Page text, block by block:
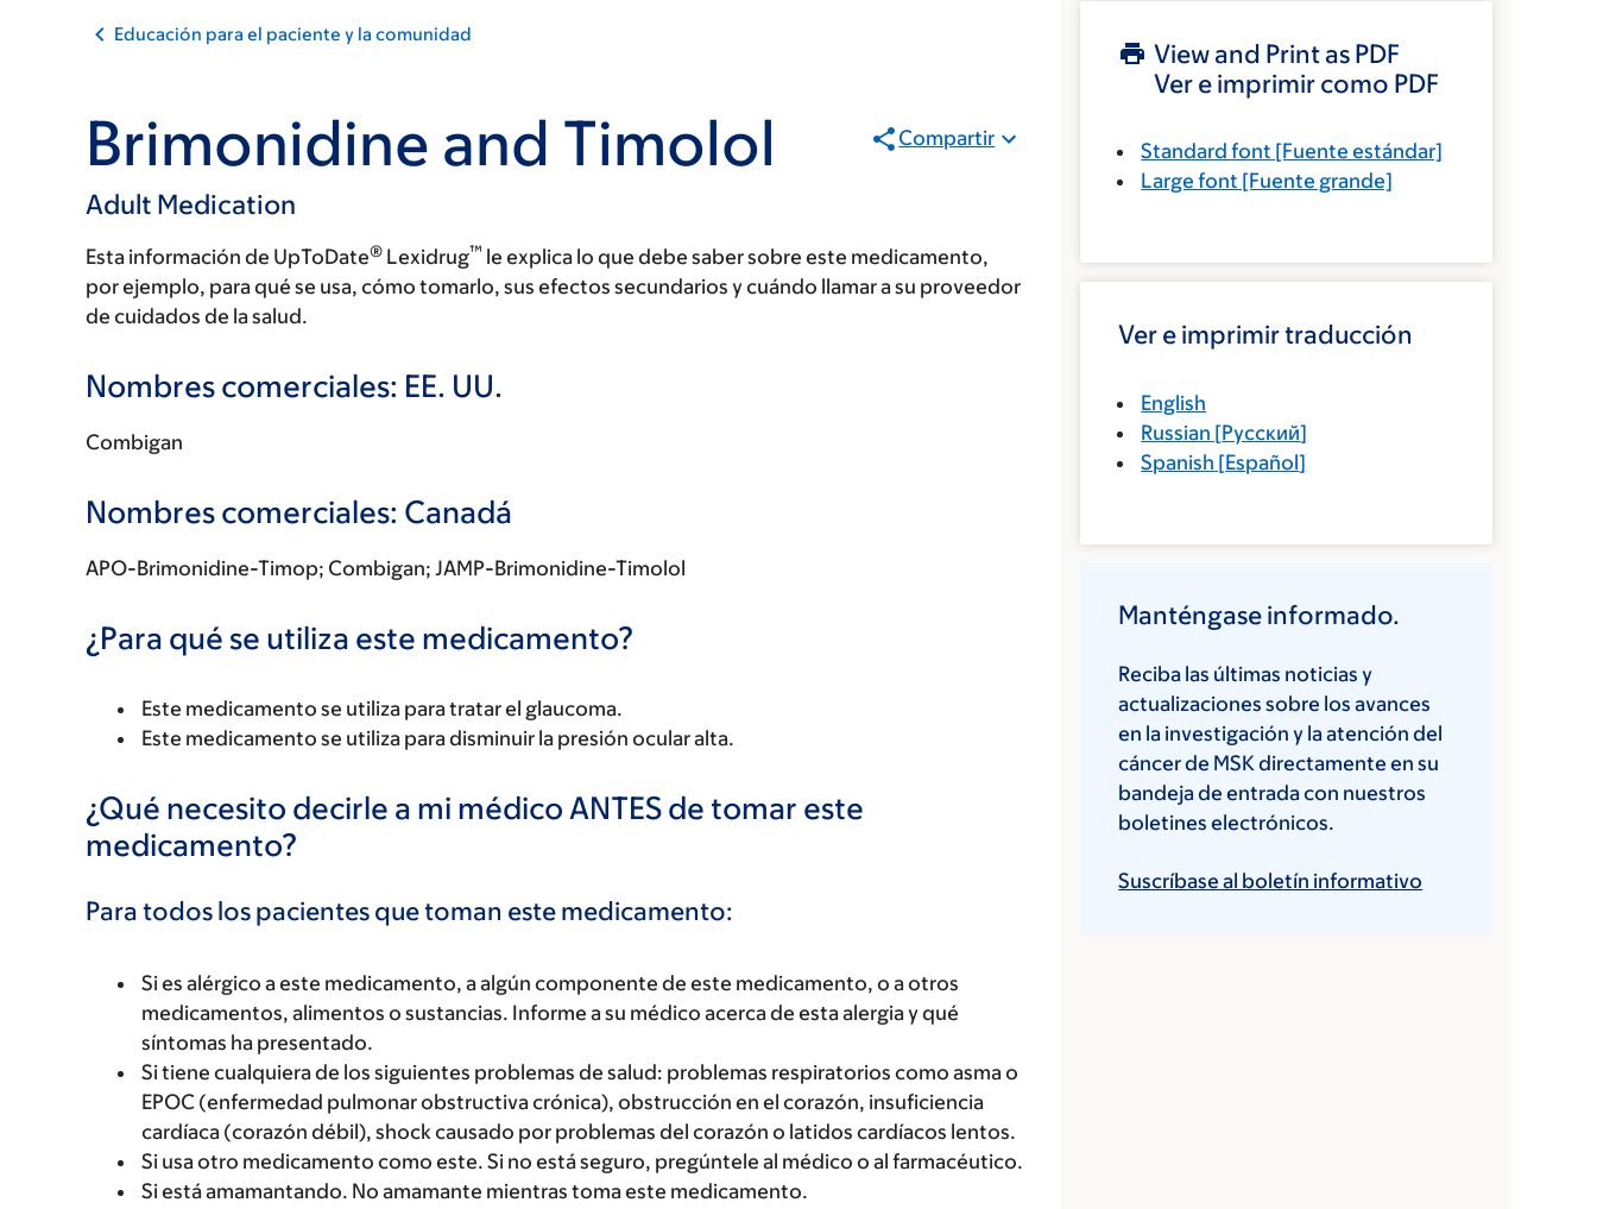
Educación para el paciente y la comunidad
Brimonidine and Timolol
Adult Medication
Compartir
Esta información de UpToDate® Lexidrug™ le explica lo que debe saber sobre este medicamento,
por ejemplo, para qué se usa, cómo tomarlo, sus efectos secundarios y cuándo llamar a su proveedor
de cuidados de la salud.
Nombres comerciales: EE. UU.
Combigan
Nombres comerciales: Canadá
APO-Brimonidine-Timop; Combigan; JAMP-Brimonidine-Timolol
¿Para qué se utiliza este medicamento?
Este medicamento se utiliza para tratar el glaucoma.
Este medicamento se utiliza para disminuir la presión ocular alta.
¿Qué necesito decirle a mi médico ANTES de tomar este
medicamento?
Para todos los pacientes que toman este medicamento:
Si es alérgico a este medicamento, a algún componente de este medicamento, o a otros
medicamentos, alimentos o sustancias. Informe a su médico acerca de esta alergia y qué
síntomas ha presentado.
Si tiene cualquiera de los siguientes problemas de salud: problemas respiratorios como asma o
EPOC (enfermedad pulmonar obstructiva crónica), obstrucción en el corazón, insuficiencia
cardíaca (corazón débil), shock causado por problemas del corazón o latidos cardíacos lentos.
Si usa otro medicamento como este. Si no está seguro, pregúntele al médico o al farmacéutico.
Si está amamantando. No amamante mientras toma este medicamento.
View and Print as PDF
Ver e imprimir como PDF
Standard font [Fuente estándar]
Large font [Fuente grande]
Ver e imprimir traducción
English
Russian [Русский]
Spanish [Español]
Manténgase informado.
Reciba las últimas noticias y
actualizaciones sobre los avances
en la investigación y la atención del
cáncer de MSK directamente en su
bandeja de entrada con nuestros
boletines electrónicos.
Suscríbase al boletín informativo